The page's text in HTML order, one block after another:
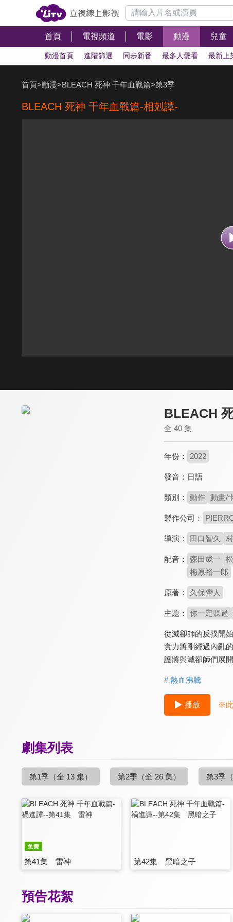
首頁 電視頻道 電影 動漫 兒童
動漫首頁 進階篩選 同步新番 最多人愛看 最新上
首頁>動漫>BLEACH 死神 千年血戰篇>第3季
BLEACH 死神 千年血戰篇-相剋譚-
BLEACH
全 40 集
年份： 2022
發音： 日語
類別： 動作 動畫/
製作公司：
導演： 田口智久
配音： 森田成一
梅原裕一郎
原著： 久保帶人
主題： 你一定聽過
從滅卻師的反撲開
實力將剛經過內亂
護將與滅卻師們展
# 熱血沸騰
播放 ※此
劇集列表
第1季 （全 13 集） 第2季 （全 26 集） 第3季
第41集 雷神 第42集 黑暗之子
預告花絮